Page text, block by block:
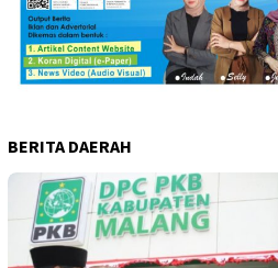
BERITA DAERAH